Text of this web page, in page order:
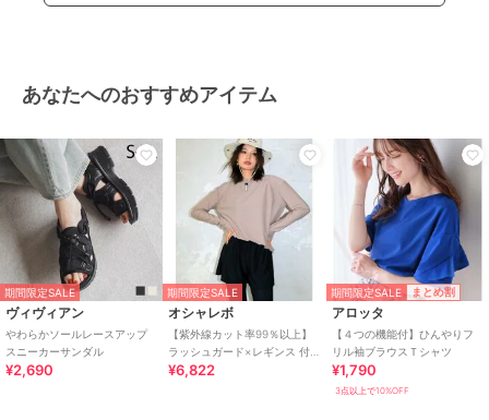
あなたへのおすすめアイテム
期間限定SALE
ヴィヴィアン
やわらかソールレースアップ
スニーカーサンダル
¥2,690
期間限定SALE
オシャレボ
【紫外線カット率99％以上】
ラッシュガード×レギンス 付
き タンキニ
¥6,822
期間限定SALE まとめ割
アロッタ
【４つの機能付】ひんやりフ
リル袖ブラウスＴシャツ
¥1,790
3点以上で10%OFF